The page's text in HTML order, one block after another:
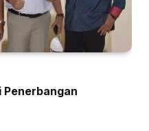
Penerbangan